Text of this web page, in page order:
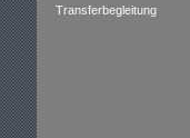
Transferbegleitung